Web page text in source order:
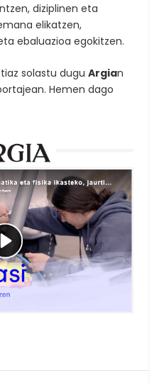
diziplinen eta
elikatzen,
ebaluazioa egokitzen.
solastu dugu Argian
Hemen dago